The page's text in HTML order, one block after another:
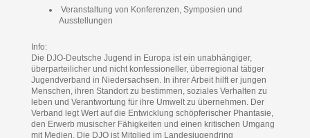
​ Veranstaltung von Konferenzen, Symposien und
Ausstellungen
Info:
Die DJO-Deutsche Jugend in Europa ist ein unabhängiger,
überparteilicher und nicht konfessioneller, überregional tätiger
Jugendverband in Niedersachsen. In ihrer Arbeit hilft er jungen
Menschen, ihren Standort zu bestimmen, soziales Verhalten zu
leben und Verantwortung für ihre Umwelt zu übernehmen. Der
Verband legt Wert auf die Entwicklung schöpferischer Phantasie,
den Erwerb musischer Fähigkeiten und einen kritischen Umgang
mit Medien. Die DJO ist Mitglied im Landesjugendring